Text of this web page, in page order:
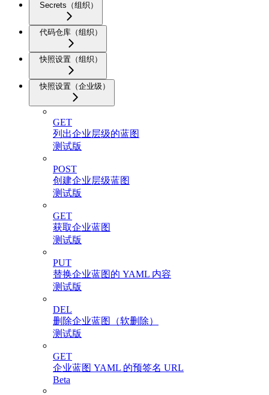
Secrets（组织）
代码仓库（组织）
快照设置（组织）
快照设置（企业级）
GET
列出企业层级的蓝图
测试版
POST
创建企业层级蓝图
测试版
GET
获取企业蓝图
测试版
PUT
替换企业蓝图的 YAML 内容
测试版
DEL
删除企业蓝图（软删除）
测试版
GET
企业蓝图 YAML 的预签名 URL
Beta